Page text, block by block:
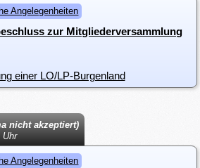
Angelegenheiten
zur Mitgliederversammlung
einer LO/LP-Burgenland
nicht akzeptiert)
Uhr
Angelegenheiten